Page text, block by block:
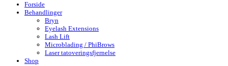
Forside
Behandlinger
Bryn
Eyelash Extensions
Lash Lift
Microblading / PhiBrows
Laser tatoveringsfjernelse
Shop